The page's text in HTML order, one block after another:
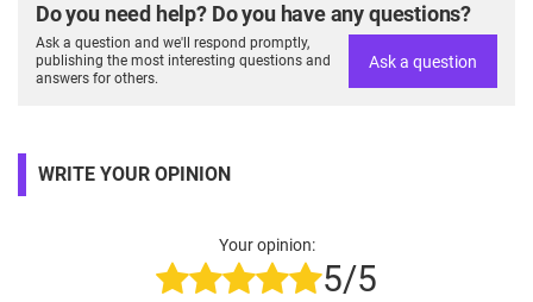
Do you need help? Do you have any questions?
Ask a question and we'll respond promptly,
publishing the most interesting questions and
answers for others.
Ask a question
WRITE YOUR OPINION
Your opinion:
5/5